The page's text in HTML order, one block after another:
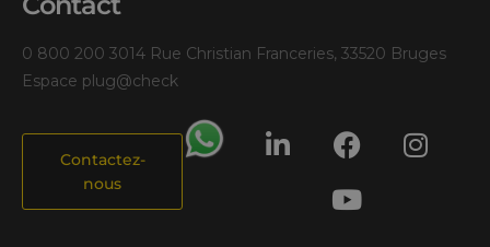
0 800 200 3014 Rue Christian Franceries, 33520 Bruges
Espace plug@check
Contactez-
nous